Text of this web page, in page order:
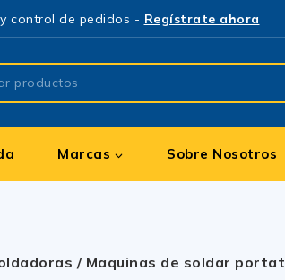
control de pedidos - Regístrate ahora
Marcas Sobre Nosotros
/ Maquinas de soldar